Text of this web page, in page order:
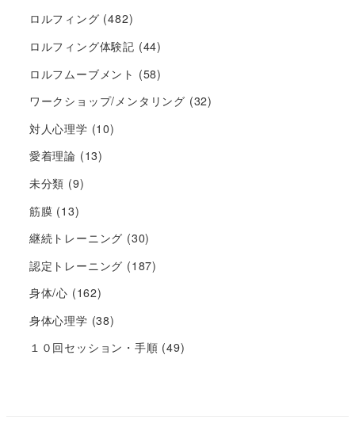
ロルフィング (482)
ロルフィング体験記 (44)
ロルフムーブメント (58)
ワークショップ/メンタリング (32)
対人心理学 (10)
愛着理論 (13)
未分類 (9)
筋膜 (13)
継続トレーニング (30)
認定トレーニング (187)
身体/心 (162)
身体心理学 (38)
１０回セッション・手順 (49)